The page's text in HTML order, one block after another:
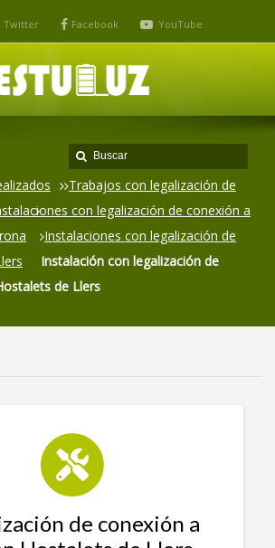
Twitter Facebook YouTube
Trabajos con legalización de
con legalización de conexión a
Instalaciones con legalización de
Instalación con legalización de
de Llers
de conexión a